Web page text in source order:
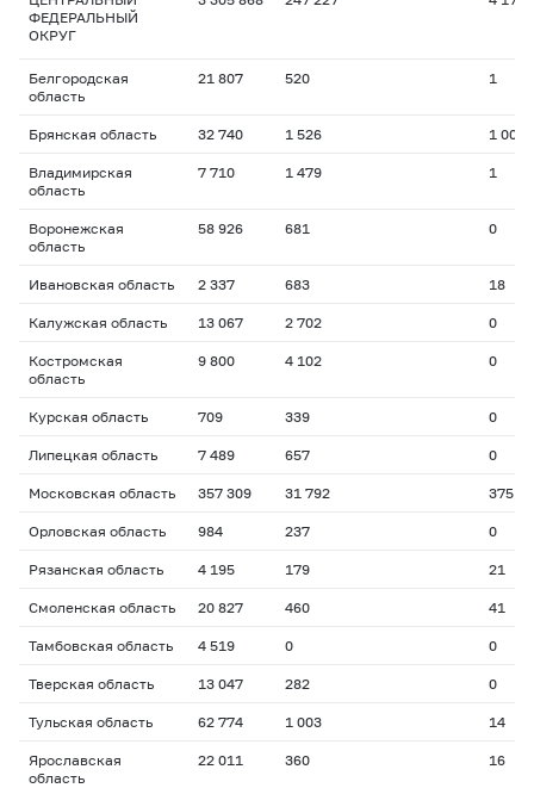
ФЕДЕРАЛЬНЫЙ
ОКРУГ
Белгородская
область
21 807 520 1
Брянская область 32 740 1 526 1 000
Владимирская
область
7 710 1 479 1
Воронежская
область
58 926 681 0
Ивановская область 2 337 683 18
Калужская область 13 067 2 702 0
Костромская
область
9 800 4 102 0
Курская область 709 339 0
Липецкая область 7 489 657 0
Московская область 357 309 31 792 375
Орловская область 984 237 0
Рязанская область 4 195 179 21
Смоленская область 20 827 460 41
Тамбовская область 4 519 0 0
Тверская область 13 047 282 0
Тульская область 62 774 1 003 14
Ярославская
область
22 011 360 16